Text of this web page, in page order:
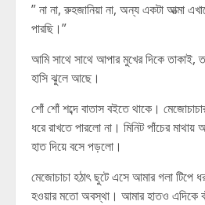
” না না, রুহজানিয়া না, অন্য একটা আত্মা
পারছি।”
আমি সাথে সাথে আপার মুখের দিকে তাকাই,
হাসি ঝুলে আছে।
শোঁ শোঁ শব্দে বাতাস বইতে থাকে।
ধরে রাখতে পারলো না। মিনিট পাঁচের
হাত দিয়ে বসে পড়লো।
মেজোচাচা হঠাৎ ছুটে এসে আমার গলা
হওয়ার মতো অবস্থা। আমার হাতও এদিকে